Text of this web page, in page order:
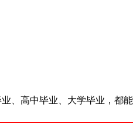
、高中毕业、大学毕业，都